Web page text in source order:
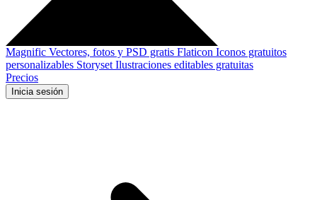
Magnific Vectores, fotos y PSD gratis Flaticon Iconos gratuitos
personalizables Storyset Ilustraciones editables gratuitas
Precios
Inicia sesión